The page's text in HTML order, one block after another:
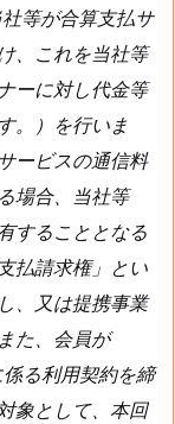
等が合算支払サ
、これを当社等
ーに対し代金等
。）を行いま
ービスの通信料
場合、当社等
することとなる
払請求権」とい
、又は提携事業
た、会員が
る利用契約を締
象として、本回